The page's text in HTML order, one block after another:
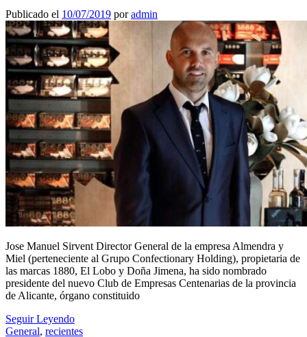
Publicado el 10/07/2019 poradmin
Jose Manuel Sirvent Director General de la empresa Almendra y
Miel (perteneciente al Grupo Confectionary Holding), propietaria de
las marcas 1880, El Lobo y Doña Jimena, ha sido nombrado
presidente del nuevo Club de Empresas Centenarias de la provincia
de Alicante, órgano constituido
Seguir Leyendo
General, recientes